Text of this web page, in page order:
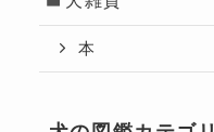
本